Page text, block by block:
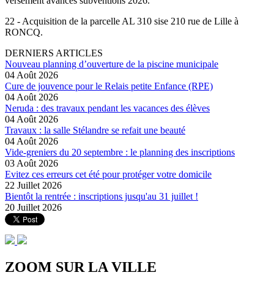
22 - Acquisition de la parcelle AL 310 sise 210 rue de Lille à
RONCQ.
DERNIERS ARTICLES
Nouveau planning d’ouverture de la piscine municipale
04 Août 2026
Cure de jouvence pour le Relais petite Enfance (RPE)
04 Août 2026
Neruda : des travaux pendant les vacances des élèves
04 Août 2026
Travaux : la salle Stélandre se refait une beauté
04 Août 2026
Vide-greniers du 20 septembre : le planning des inscriptions
03 Août 2026
Evitez ces erreurs cet été pour protéger votre domicile
22 Juillet 2026
Bientôt la rentrée : inscriptions jusqu'au 31 juillet !
20 Juillet 2026
ZOOM SUR LAVILLE